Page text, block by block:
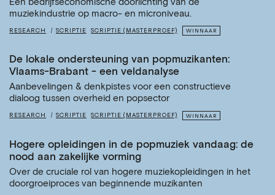
Een bedrijfseconomische doorlichting van de
muziekindustrie op macro- en microniveau.
RESEARCH SCRIPTIE SCRIPTIE (MASTERPROEF) WINNAAR
De lokale ondersteuning van popmuzikanten:
Vlaams-Brabant - een veldanalyse
Aanbevelingen & denkpistes voor een constructieve
dialoog tussen overheid en popsector
RESEARCH SCRIPTIE SCRIPTIE (MASTERPROEF) WINNAAR
Hogere opleidingen in de popmuziek vandaag: de
nood aan zakelijke vorming
Over de cruciale rol van hogere muziekopleidingen in het
doorgroeiproces van beginnende muzikanten